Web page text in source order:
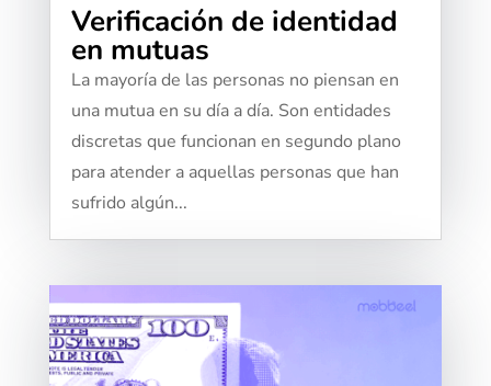
Verificación de identidad
en mutuas
La mayoría de las personas no piensan en
una mutua en su día a día. Son entidades
discretas que funcionan en segundo plano
para atender a aquellas personas que han
sufrido algún...